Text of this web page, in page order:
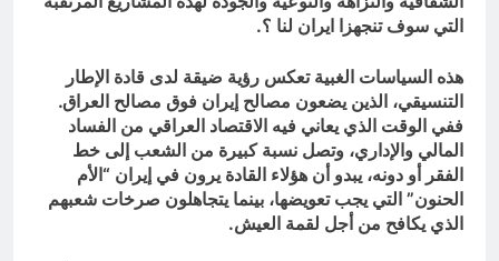
التي سوف تنجهزا ايران لنا ؟.
هذه السياسات الغبية تعكس رؤية ضيقة لدى قادة الإطار
التنسيقي، الذين يضعون مصالح إيران فوق مصالح العراق.
ففي الوقت الذي يعاني فيه الاقتصاد العراقي من الفساد
المالي والإداري، وتصل نسبة كبيرة من الشعب إلى خط
الفقر أو دونه، يبدو أن هؤلاء القادة يرون في إيران “الأم
الحنون” التي يجب تعويضها، بينما يتجاهلون صرخات شعبهم
الذي يكافح من أجل لقمة العيش.